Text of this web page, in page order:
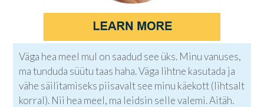
Väga hea meel mul on saadud see üks. Minu vanuses,
ma tunduda süütu taas haha. Väga lihtne kasutada ja
vähe säilitamiseks piisavalt see minu käekott (lihtsalt
korral). Nii hea meel, ma leidsin selle valemi. Aitäh.